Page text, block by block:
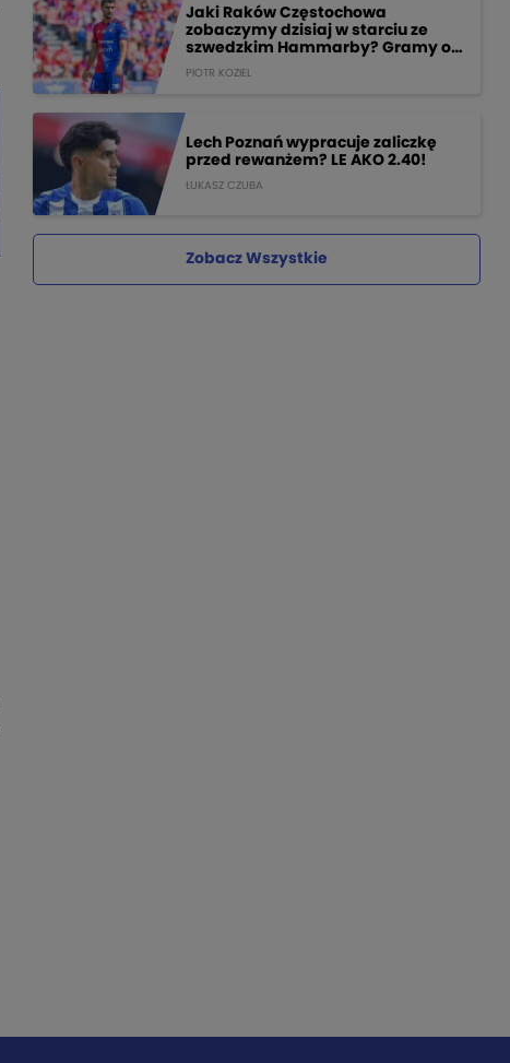
Jaki Raków Częstochowa
zobaczymy dzisiaj w starciu ze
szwedzkim Hammarby? Gramy o
PIOTR KOZIEL
Lech Poznań wypracuje zaliczkę
przed rewanżem? LE AKO 2.40!
ŁUKASZ CZUBA
Zobacz Wszystkie